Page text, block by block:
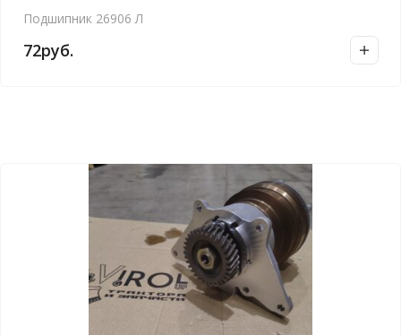
Подшипник 26906 Л
72руб.